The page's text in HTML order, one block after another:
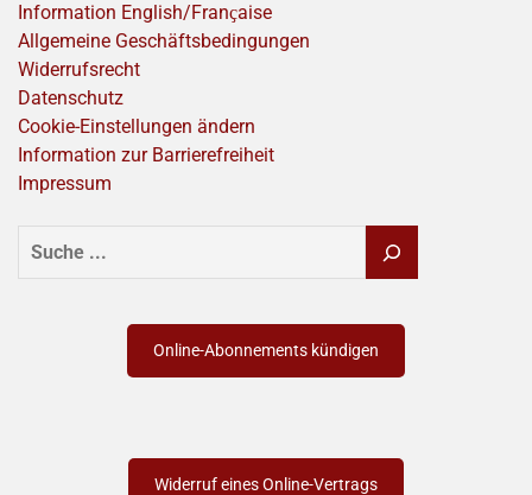
Information English/Franҫaise
Allgemeine Geschäftsbedingungen
Widerrufsrecht
Datenschutz
Cookie-Einstellungen ändern
Information zur Barrierefreiheit
Impressum
SUCHEN
Online-Abonnements kündigen
Widerruf eines Online-Vertrags